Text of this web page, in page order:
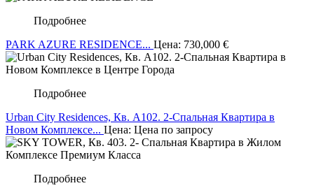
Подробнее
PARK AZURE RESIDENCE... Цена: 730,000 €
Подробнее
Urban City Residences, Кв. A102. 2-Спальная Квартира в
Новом Комплексе... Цена: Цена по запросу
Подробнее